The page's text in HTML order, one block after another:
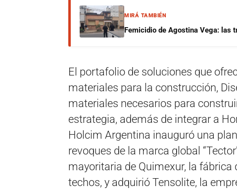
MIRÁ TAMBIÉN
Femicidio de Agostina Vega: las
El portafolio de soluciones que
materiales para la construcción,
materiales necesarios para
estrategia, además de integrar a
Holcim Argentina inauguró una
revoques de la marca global
mayoritaria de Quimexur, la
techos, y adquirió Tensolite, la